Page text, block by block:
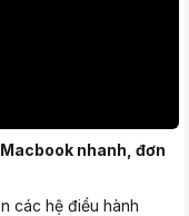
nhanh, đơn
các hệ điều hành